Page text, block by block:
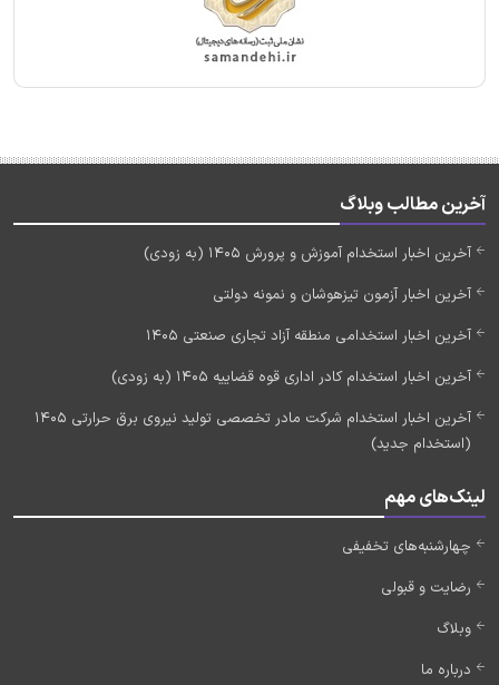
آخرین مطالب وبلاگ
آخرین اخبار استخدام آموزش و پرورش 1405 (به زودی)
آخرین اخبار آزمون تیزهوشان و نمونه دولتی
آخرین اخبار استخدامی منطقه آزاد تجاری صنعتی 1405
آخرین اخبار استخدام کادر اداری قوه قضاییه 1405 (به زودی)
آخرین اخبار استخدام شرکت مادر تخصصی تولید نیروی برق حرارتی 1405
(استخدام جدید)
لینک‌های مهم
چهارشنبه‌های تخفیفی
رضایت و قبولی
وبلاگ
درباره ما